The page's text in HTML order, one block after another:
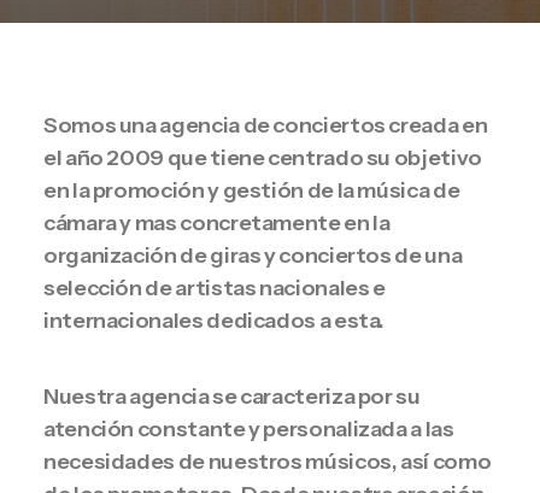
Somos una agencia de conciertos creada en
el año 2009 que tiene centrado su objetivo
en la promoción y gestión de la música de
cámara y mas concretamente en la
organización de giras y conciertos de una
selección de artistas nacionales e
internacionales dedicados a esta.
Nuestra agencia se caracteriza por su
atención constante y personalizada a las
necesidades de nuestros músicos, así como